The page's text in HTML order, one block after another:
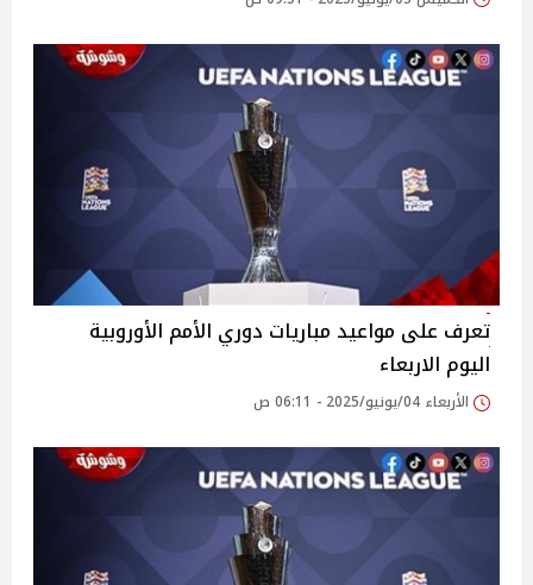
تعرف على مواعيد مباريات دوري الأمم الأوروبية
اليوم الاربعاء
الأربعاء 04/يونيو/2025 - 06:11 ص